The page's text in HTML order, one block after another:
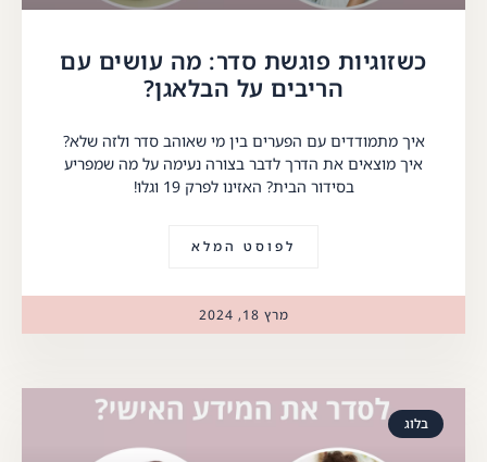
כשזוגיות פוגשת סדר: מה עושים עם
הריבים על הבלאגן?
איך מתמודדים עם הפערים בין מי שאוהב סדר ולזה שלא?
איך מוצאים את הדרך לדבר בצורה נעימה על מה שמפריע
בסידור הבית? האזינו לפרק 19 וגלו!
לפוסט המלא
מרץ 18, 2024
בלוג